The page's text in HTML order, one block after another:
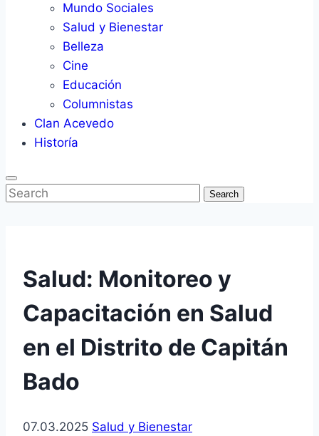
Mundo Sociales
Salud y Bienestar
Belleza
Cine
Educación
Columnistas
Clan Acevedo
Historía
Search
Salud: Monitoreo y
Capacitación en Salud
en el Distrito de Capitán
Bado
07.03.2025 Salud y Bienestar